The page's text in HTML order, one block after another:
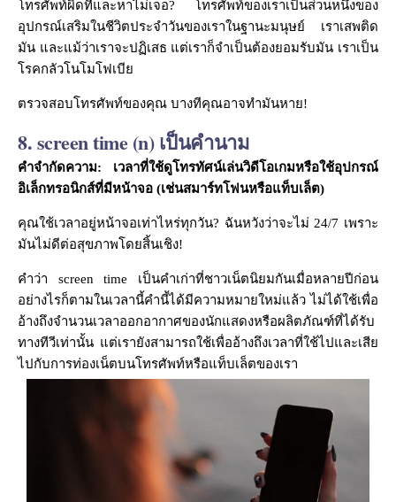
โทรศัพท์ผิดที่และหาไม่เจอ? โทรศัพท์ของเราเป็นส่วนหนึ่งของ
อุปกรณ์เสริมในชีวิตประจำวันของเราในฐานะมนุษย์ เราเสพติด
มัน และแม้ว่าเราจะปฏิเสธ แต่เราก็จำเป็นต้องยอมรับมัน เราเป็น
โรคกลัวโนโมโฟเบีย
ตรวจสอบโทรศัพท์ของคุณ บางทีคุณอาจทำมันหาย!
8. screen time (n) เป็นคำนาม
คำจำกัดความ: เวลาที่ใช้ดูโทรทัศน์เล่นวิดีโอเกมหรือใช้อุปกรณ์
อิเล็กทรอนิกส์ที่มีหน้าจอ (เช่นสมาร์ทโฟนหรือแท็บเล็ต)
คุณใช้เวลาอยู่หน้าจอเท่าไหร่ทุกวัน? ฉันหวังว่าจะไม่ 24/7 เพราะ
มันไม่ดีต่อสุขภาพโดยสิ้นเชิง!
คำว่า screen time เป็นคำเก่าที่ชาวเน็ตนิยมกันเมื่อหลายปีก่อน
อย่างไรก็ตามในเวลานี้คำนี้ได้มีความหมายใหม่แล้ว ไม่ได้ใช้เพื่อ
อ้างถึงจำนวนเวลาออกอากาศของนักแสดงหรือผลิตภัณฑ์ที่ได้รับ
ทางทีวีเท่านั้น แต่เรายังสามารถใช้เพื่ออ้างถึงเวลาที่ใช้ไปและเสีย
ไปกับการท่องเน็ตบนโทรศัพท์หรือแท็บเล็ตของเรา